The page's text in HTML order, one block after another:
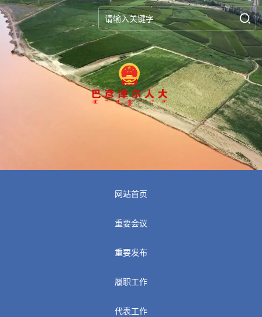
网站首页
重要会议
重要发布
履职工作
代表工作